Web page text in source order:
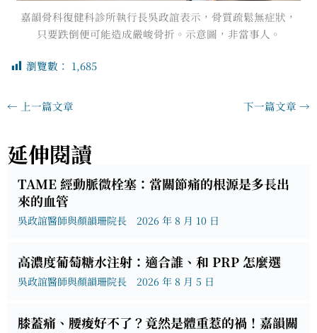
嘉韻骨科復健科診所執行長吳政誼表示，骨質疏鬆無症狀，
只要跌倒便可能造成嚴峻骨折。示意圖，非當事人。
瀏覽數： 1,685
← 上一篇文章 下一篇文章→
延伸閱讀
TAME 經動脈微栓塞：當關節痛的根源是多長出
來的血管
吳政誼醫師與顏韻珊院長 2026 年 8 月 10 日
高濃度葡萄糖水注射：適合誰、和 PRP 怎麼選
吳政誼醫師與顏韻珊院長 2026 年 8 月 5 日
膝蓋痛、腰痠好不了？竟然是體重惹的禍！嘉韻關